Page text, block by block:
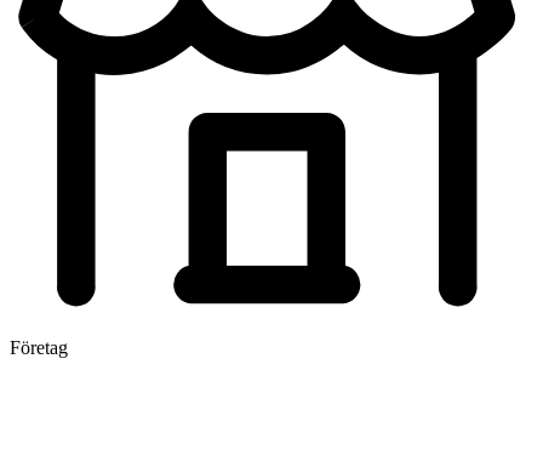
Företag